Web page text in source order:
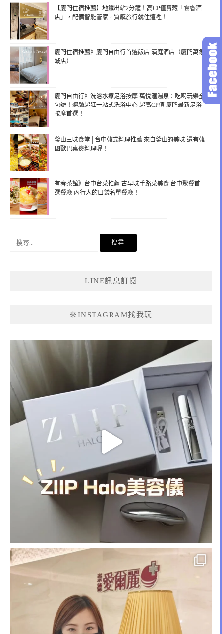
【廈門住宿推薦】地鐵出站2分鐘！高CP值寶藏「雲睿酒
店」，配備智能管家，質感旅行就住這裡！
廈門住宿推薦》廈門自由行首選飯店 漢庭酒店（廈門萬象
城店）
廈門自由行》洗浴水療足浴按摩 萬悅滙湯泉：吃喝玩樂全
包辦！體驗超狂一站式洗浴中心 超高CP值 廈門最新足浴
按摩首選！
釜山三味食堂│台中韓式料理推薦 來自釜山的美味 還有韓
國歐巴桌邊料理喔！
有春茶館》台中台菜推薦 古早味手路菜美食 台中聚餐首
選餐廳 內行人的口袋名單餐廳！
LINE訊息訂閱
來INSTAGRAM找我玩